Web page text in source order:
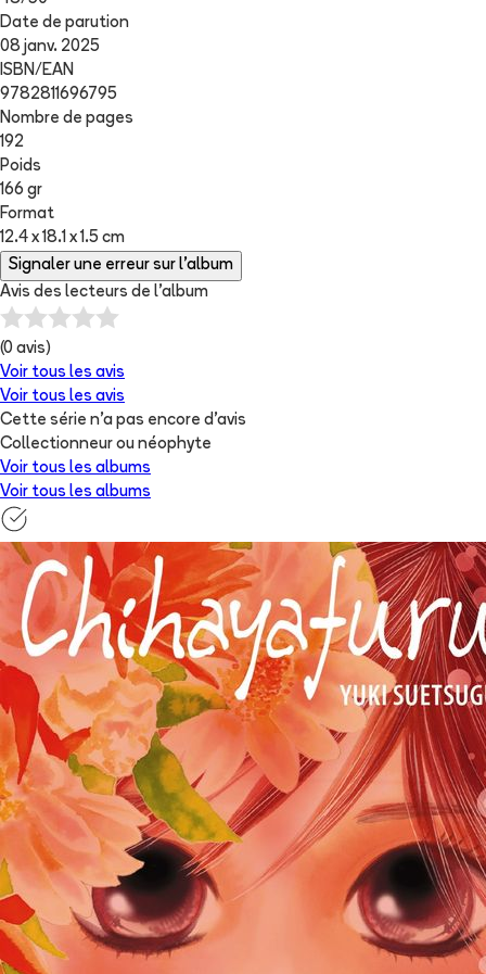
Date de parution
08 janv. 2025
ISBN/EAN
9782811696795
Nombre de pages
192
Poids
166 gr
Format
12.4 x 18.1 x 1.5 cm
Signaler une erreur sur l'album
Avis des lecteurs de l'album
(0 avis)
Voir tous les avis
Voir tous les avis
Cette série n'a pas encore d'avis
Collectionneur ou néophyte
Voir tous les albums
Voir tous les albums